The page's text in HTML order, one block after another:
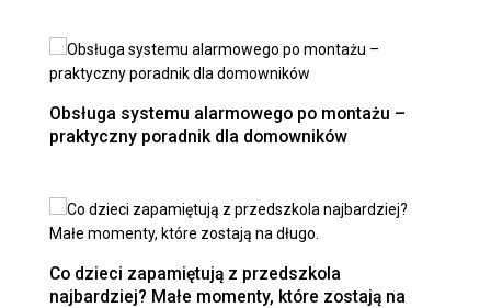
Obsługa systemu alarmowego po montażu –
praktyczny poradnik dla domowników
Co dzieci zapamiętują z przedszkola
najbardziej? Małe momenty, które zostają na